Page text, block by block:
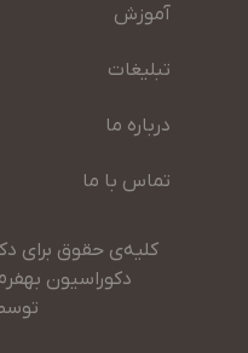
آموزش
تبلیغات
درباره ما
تماس با ما
کلیه‌ی حقوق برای
دکوراسیون بهفرم